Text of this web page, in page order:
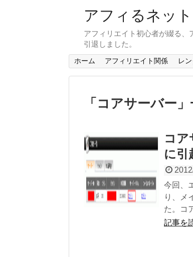
アフィるネット
アフィリエイト初心者が綴る、
引退しました。
ホーム アフィリエイト関係 レ
「 コアサーバー 」
コア
に引
今回、
り、メ
た。コ
記事を